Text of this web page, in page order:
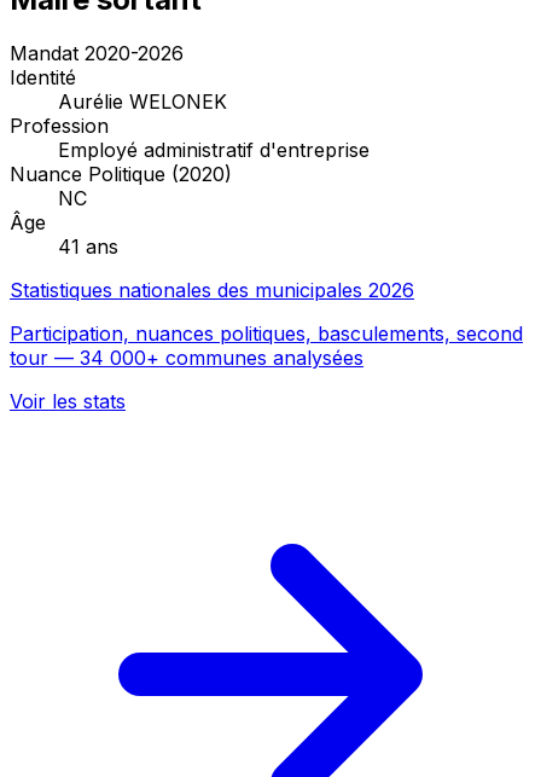
Mandat 2020-2026
Identité
Aurélie WELONEK
Profession
Employé administratif d'entreprise
Nuance Politique (2020)
NC
Âge
41 ans
Statistiques nationales des municipales 2026
Participation, nuances politiques, basculements, second
tour — 34 000+ communes analysées
Voir les stats